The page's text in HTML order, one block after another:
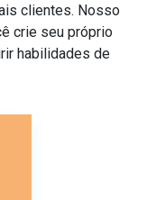
clientes. Nosso
crie seu próprio
habilidades de